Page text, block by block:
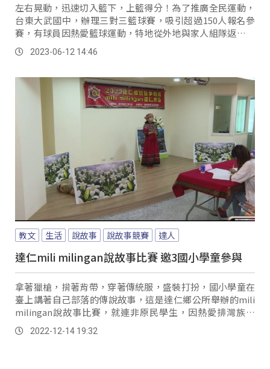
左右晃動，迅速切入籃下，上籃得分！為了推廣全民運動，
台東大武國中，辦理三對三籃球賽，吸引超過150人報名參
賽，有球員因熱愛籃球運動，特地從外地與家人組隊返鄉來
參賽。2023-06-12 14:46
教文 生活 說故事 說故事競賽 達人
達仁mili milingan說故事比賽 邀3國小學童參與
拿著獵槍，揹著背帶，穿著傳統服，盛裝打扮，國小學童在
臺上講著自己部落的傳說故事，這是達仁鄉公所舉辦的mili
milingan說故事比賽，就連非原民學生，因熱愛排灣族文
化，參與這次的競賽。
2022-12-14 19:32